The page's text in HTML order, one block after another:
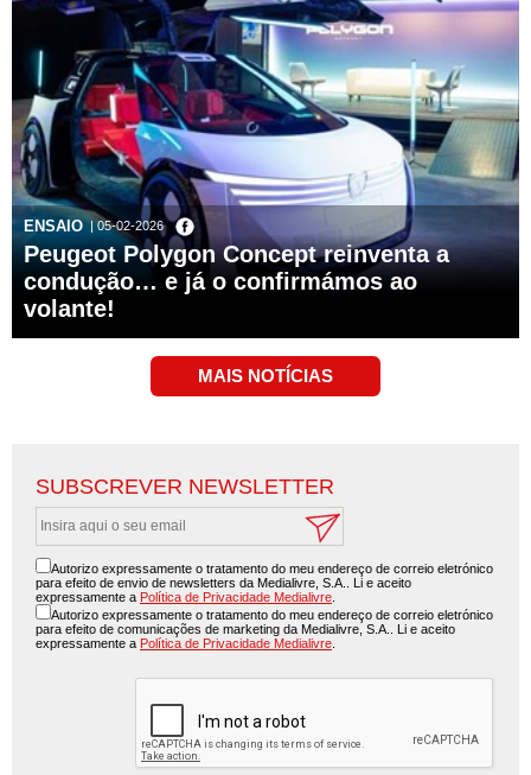
ENSAIO | 05-02-2026
Peugeot Polygon Concept reinventa a
condução… e já o confirmámos ao
volante!
SUBSCREVER NEWSLETTER
Autorizo expressamente o tratamento do meu endereço de correio eletrónico
para efeito de envio de newsletters da Medialivre, S.A.. Li e aceito
expressamente a Política de Privacidade Medialivre
Autorizo expressamente o tratamento do meu endereço de correio eletrónico
para efeito de comunicações de marketing da Medialivre, S.A.. Li e aceito
expressamente a Política de Privacidade Medialivre